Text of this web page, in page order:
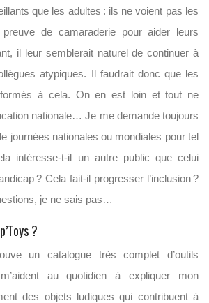
que les adultes : ils ne voient pas les
de camaraderie pour aider leurs
il leur semblerait naturel de continuer à
atypiques. Il faudrait donc que les
formés à cela. On en est loin et tout ne
nationale… Je me demande toujours
journées nationales ou mondiales pour tel
intéresse-t-il un autre public que celui
? Cela fait-il progresser l’inclusion ?
je ne sais pas…
?
un catalogue très complet d’outils
au quotidien à expliquer mon
des objets ludiques qui contribuent à